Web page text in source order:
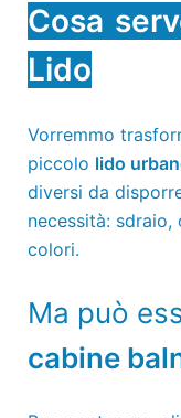
Cosa
Lido
Vorremmo
piccolo lido
diversi da
necessità:
colori.
Ma può
cabine